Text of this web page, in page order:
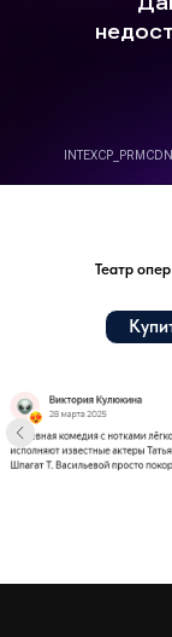
Театр